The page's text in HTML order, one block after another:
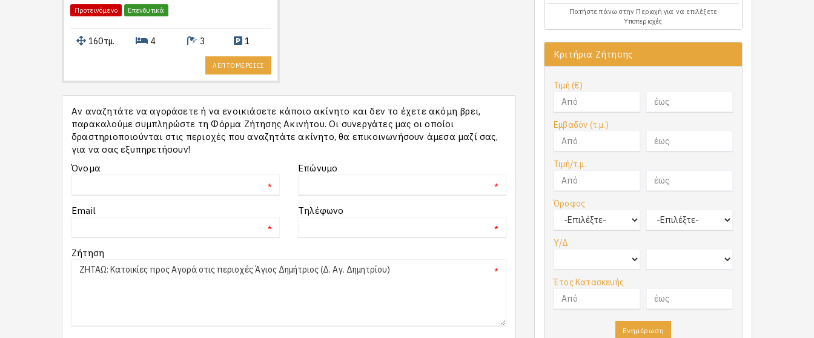
Προτεινόμενο Επενδυτικά
160τμ. 4 3 1
ΛΕΠΤΟΜΕΡΕΙΕΣ
Αν αναζητάτε να αγοράσετε ή να ενοικιάσετε κάποιο ακίνητο και δεν το έχετε ακόμη βρει,
παρακαλούμε συμπληρώστε τη Φόρμα Ζήτησης Ακινήτου. Οι συνεργάτες μας οι οποίοι
δραστηριοποιούνται στις περιοχές που αναζητάτε ακίνητο, θα επικοινωνήσουν άμεσα μαζί σας,
για να σας εξυπηρετήσουν!
Όνομα
*
Email
*
Επώνυμο
*
Τηλέφωνο
*
Ζήτηση
*
Πατήστε πάνω στην Περιοχή για να επιλέξετε
Υποπεριοχές
Κριτήρια Ζήτησης
Τιμή (€)
Εμβαδόν (τ.μ.)
Τιμή/τ.μ.
Όροφος
Υ/Δ
Έτος Κατασκευής
Ενημέρωση